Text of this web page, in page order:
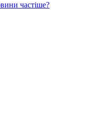
частіше?